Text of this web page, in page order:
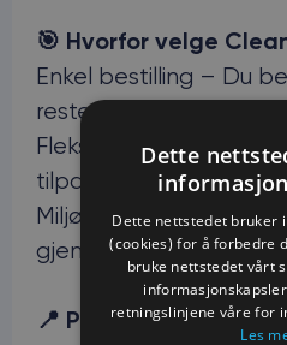
🎯 Hvorfor velge
Enkel bestilling – Du
resten.
Fleksibilitet – Én gang
tilpasser oss.
Miljøfokus – Bidra til
gjennom bærekraftige
📍 Passer perfekt for:
Dette
Dette nettstedet bruker
(cookies) for å forbedre
bruke nettstedet vårt
retningslinjene våre for
Les